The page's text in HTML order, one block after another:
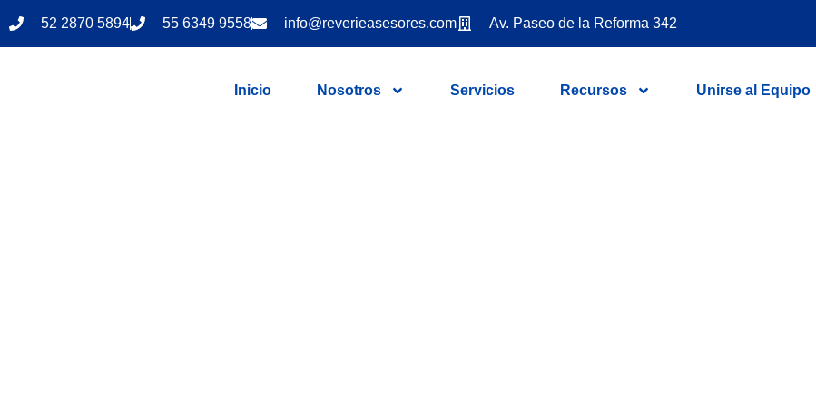
52 2870 5894 55 6349 9558 info@reverieasesores.com Av. Paseo de la Reforma 342
Inicio Nosotros Servicios Recursos Unirse al Equipo